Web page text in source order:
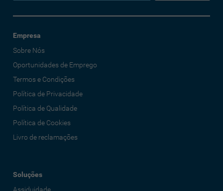
Empresa
Sobre Nós
Oportunidades de Emprego
Termos e Condições
Política de Privacidade
Política de Qualidade
Política de Cookies
Livro de reclamações
Soluções
Assiduidade